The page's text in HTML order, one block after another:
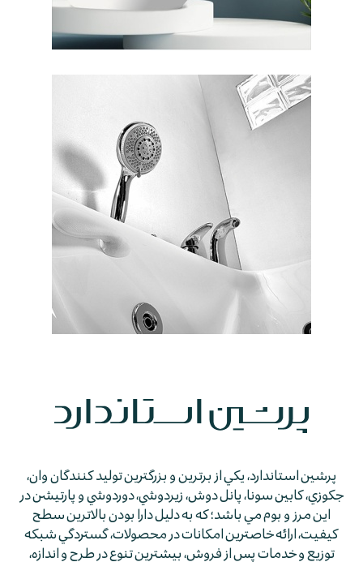
پرشين استاندارد، يكي از برترين و بزرگترين توليد كنندگان وان،
جكوزي، كابين سونا، پانل دوش، زيردوشي، دوردوشي و پارتيشن در
اين مرز و بوم مي باشد؛ كه به دليل دارا بودن بالاترين سطح
كيفيت، ارائه خاصترين امكانات در محصولات، گستردگي شبكه
توزيع و خدمات پس از فروش، بيشترين تنوع در طرح و اندازه،